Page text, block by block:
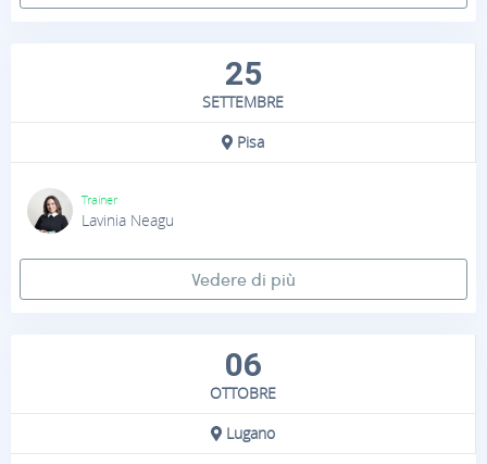
25
SETTEMBRE
Pisa
Trainer
Lavinia Neagu
Vedere di più
06
OTTOBRE
Lugano